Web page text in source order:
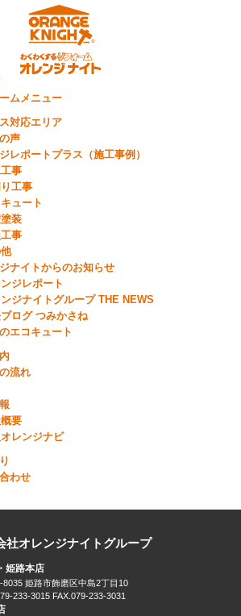
ムメニュー
対応エリア
声
レポートプラス（施工事例）
事
工事
ュート
装
事
ナイトからのお知らせ
ジレポート
ジナイトグループ THE NEWS
ログ つみかさね
エコキュート
流れ
要
レンジナビ
わせ
社オレンジナイトグループ
姫路本店
8035 姫路市飾磨区中島2丁目10
233-3015 FAX.079-233-3031